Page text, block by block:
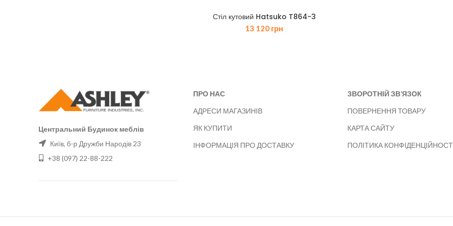
Стіл кутовий Hatsuko T864-3
13 120 грн
Центральний Будинок меблів
Київ, б-р Дружби Народів 23
+38 (097) 22-88-222
ПРО НАС
АДРЕСИ МАГАЗИНІВ
ЯК КУПИТИ
ІНФОРМАЦІЯ ПРО ДОСТАВКУ
ЗВОРОТНІЙ ЗВ’ЯЗОК
ПОВЕРНЕННЯ ТОВАРУ
КАРТА САЙТУ
ПОЛІТИКА